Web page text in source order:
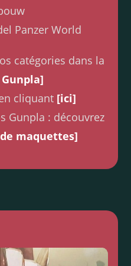
Panzer World
catégories dans la
cliquant [ici]
Gunpla : découvrez
maquettes]